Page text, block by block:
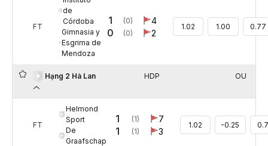
FT
de
Córdoba
Gimnasia y
Esgrima de
Mendoza
1
0
(0)
(0)
4
2
1.02 1.00 0.77
Hạng 2 Hà Lan HDP OU
FT
Helmond
Sport
De
Graafschap
1
1
(1)
(1)
7
3
1.02 -0.25